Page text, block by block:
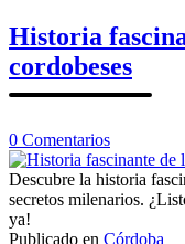
Historia
cordobeses
0 Comentariosen
Historia
fascinante
de
castillos
Descubre la historia
secretos milenarios.
ya!
Publicado en Córdoba